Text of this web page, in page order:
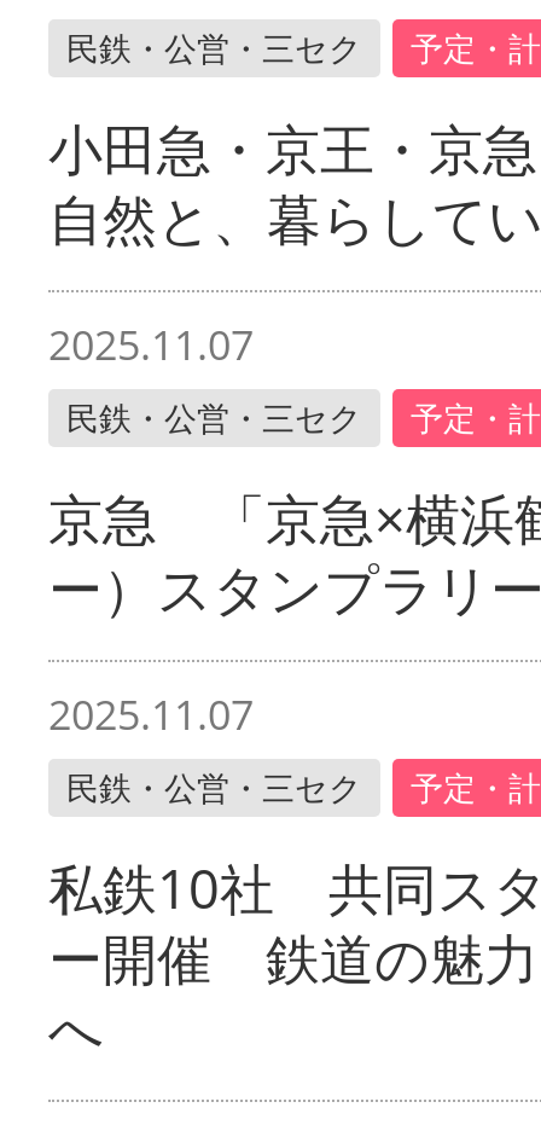
民鉄・公営・三セク 予定・
小田急・京王・京
自然と、暮らして
2025.11.07
民鉄・公営・三セク 予定・
京急 「京急×横浜
ー）スタンプラリ
2025.11.07
民鉄・公営・三セク 予定・
私鉄10社 共同ス
ー開催 鉄道の魅
へ